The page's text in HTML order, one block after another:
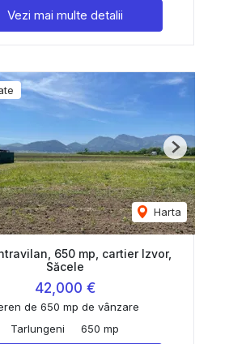
Vezi mai multe detalii
Harta
Next
650 mp, cartier Izvor,
Săcele
42,000 €
de 650 mp de vânzare
Tarlungeni
650 mp